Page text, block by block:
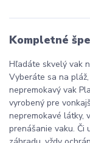
Kompletné
Hľadáte skvelý vak
Vyberáte sa na
nepremokavý vak
vyrobený pre
nepremokavé látky,
prenášanie vaku. Či